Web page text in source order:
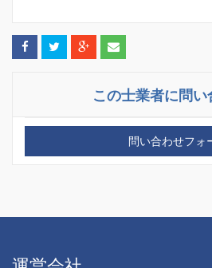
この士業者に問い
問い合わせフォ